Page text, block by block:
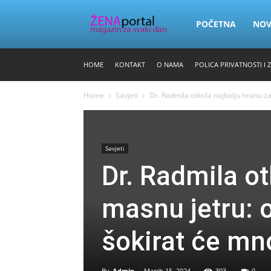
Zena
POČETNA
HOME KONTAKT O NAMA POLICA PRIVATNOSTI I
Home Savjeti Dr. Radmila otkrila najbolju hranu
Savjeti
Dr. Radmila
masnu jetru:
šokirat će